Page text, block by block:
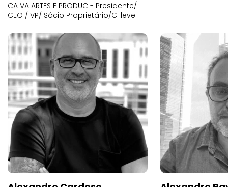
CA VA ARTES E PRODUC - Presidente/
CEO / VP/ Sócio Proprietário/C-level